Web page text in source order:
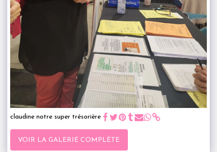
claudine notre super trésorière
VOIR LA GALERIE COMPLÈTE